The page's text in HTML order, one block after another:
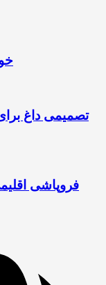
تصمیمی داغ
فروپاشی